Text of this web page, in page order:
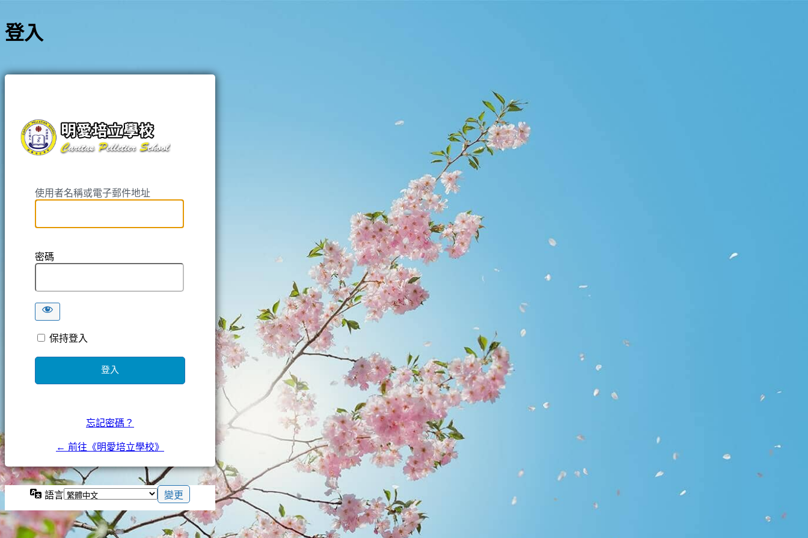
登入
使用者名稱或電子郵件地址
密碼
保持登入
忘記密碼？
← 前往《明愛培立學校》
語言